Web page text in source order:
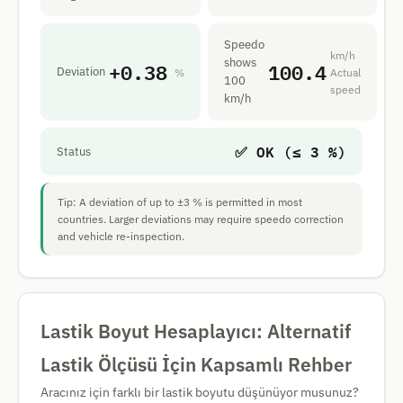
Deviation +0.38 %
Speedo
shows
100
km/h
100.4
km/h
Actual
speed
Status ✅ OK (≤ 3 %)
Tip: A deviation of up to ±3 % is permitted in most
countries. Larger deviations may require speedo correction
and vehicle re-inspection.
Lastik Boyut Hesaplayıcı: Alternatif
Lastik Ölçüsü İçin Kapsamlı Rehber
Aracınız için farklı bir lastik boyutu düşünüyor musunuz?